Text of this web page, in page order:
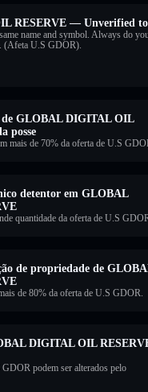
RESERVE — Unverified
name and symbol. Always do
(Afeta U.S GDOR).
de GLOBAL DIGITAL OIL
posse
mais de 70% da oferta de U.S
detentor em GLOBAL
quantidade da oferta de U.S
de propriedade de
de 80% da oferta de U.S GDOR.
DIGITAL OIL
podem ser alterados pelo